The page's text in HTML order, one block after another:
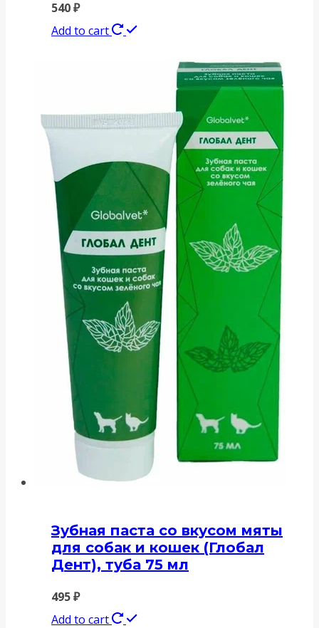
540₽
Add to cart
Зубная паста со вкусом мяты
для собак и кошек (Глобал
Дент), туба 75 мл
495₽
Add to cart